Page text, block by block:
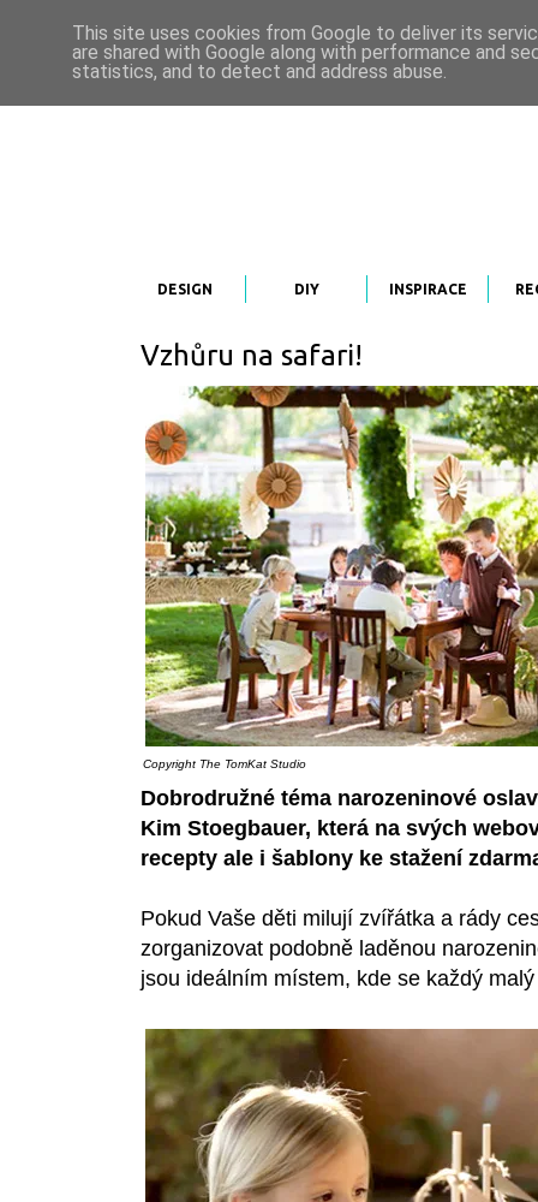
DESIGN DIY INSPIRACE
Vzhůru na safari!
Copyright The TomKat Studio
Dobrodružné téma narozeninové
Kim Stoegbauer, která na svých
recepty ale i šablony ke stažení
Pokud Vaše děti milují zvířátka a rády
zorganizovat podobně laděnou
jsou ideálním místem, kde se každý
This site uses cookies from Google to deliver its
are shared with Google along with performance and
statistics, and to detect and address abuse.